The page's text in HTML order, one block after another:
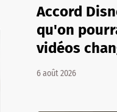
Accord
qu'on
vidéos
6 août 2026